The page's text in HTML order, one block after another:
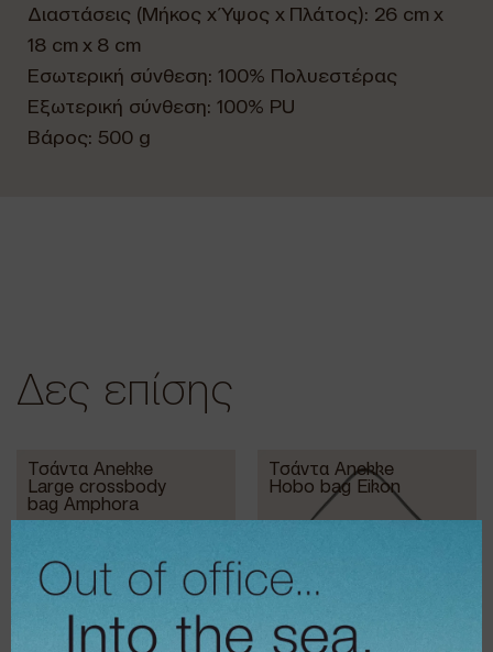
Διαστάσεις (Μήκος x Ύψος x Πλάτος): 26 cm x
18 cm x 8 cm
Εσωτερική σύνθεση: 100% Πολυεστέρας
Εξωτερική σύνθεση: 100% PU
Βάρος: 500 g
Δες επίσης
Τσάντα Anekke
Large crossbody
bag Amphora
Τσάντα Anekke
Hobo bag Eikon